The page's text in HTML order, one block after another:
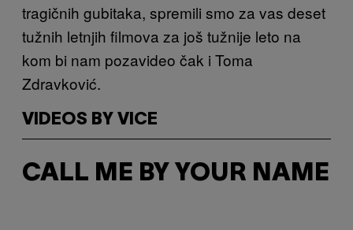
tragičnih gubitaka, spremili smo za vas deset
tužnih letnjih filmova za još tužnije leto na
kom bi nam pozavideo čak i Toma
Zdravković.
VIDEOS BY VICE
CALL ME BY YOUR NAME